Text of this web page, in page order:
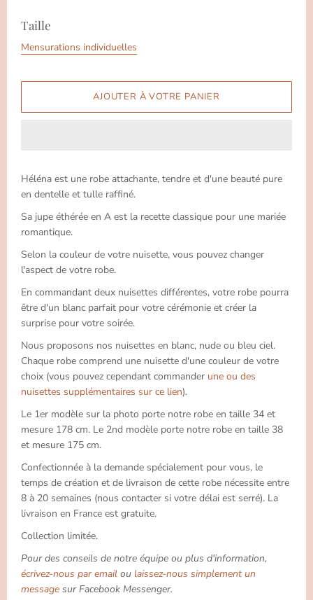
Taille
Mensurations individuelles
Héléna est une robe attachante, tendre et d'une beauté pure
en dentelle et tulle raffiné.
Sa jupe éthérée en A est la recette classique pour une mariée
romantique.
Selon la couleur de votre nuisette, vous pouvez changer
l'aspect de votre robe.
En commandant deux nuisettes différentes, votre robe pourra
être d'un blanc parfait pour votre cérémonie et créer la
surprise pour votre soirée.
Nous proposons nos nuisettes en blanc, nude ou bleu ciel.
Chaque robe comprend une nuisette d'une couleur de votre
choix (vous pouvez cependant commander une ou des
nuisettes supplémentaires sur ce lien).
Le 1er modèle sur la photo porte notre robe en taille 34 et
mesure 178 cm. Le 2nd modèle porte notre robe en taille 38
et mesure 175 cm.
Confectionnée à la demande spécialement pour vous, le
temps de création et de livraison de cette robe nécessite entre
8 à 20 semaines (nous contacter si votre délai est serré). La
livraison en France est gratuite.
Collection limitée.
Pour des conseils de notre équipe ou plus d'information,
écrivez-nous par email ou laissez-nous simplement un
message sur Facebook Messenger.